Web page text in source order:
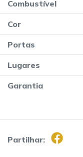
Combustível
Cor
Portas
Lugares
Garantia
Partilhar: